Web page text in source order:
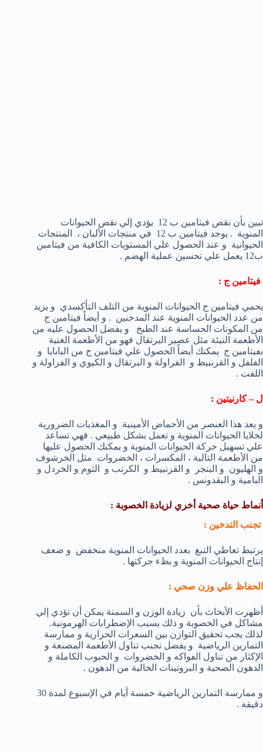
تبين بأن نقص فيتامين ب 12 يؤدي إلي نقص الحيوانات
المنوية . يوجد فيتامين ب 12 في منتجات الألبان ، المنتجات
الحيوانية و عند الحصول علي المستويات الكافية من فيتامين
ب12 يعمل علي تحسين عملية الهضم .
فيتامين ج :
يحمي فيتامين ج الحيوانات المنوية من التلف التأكسدي و يزيد
من عدد الحيوانات المنوية عند المدخنين . و أيضاً فيتامين ج
من المكونات الحساسة عند الطبخ و يفضل الحصول عليه من
الأطعمة النيئة مثل عصير البرتقال فهو من الأطعمة الغنية
بفيتامين ج يمكنك أيضاً الحصول علي فيتامين ج من البابايا و
الفلفل و القرنبيط و الفراولة و البرتقال و الكيوي و الفراولة و
اللفت .
ل – كارنيتين :
و يعد هذا العنصر من الأحماض الأمينية و المغذيات الضرورية
لخلايا الحيوانات المنوية و تعمل بشكل طبيعي . فهي تساعد
علي تسهيل حركة الحيوانات المنوية و يمكنك الحصول عليها
من الأطعمة التالية ، المكسرات ، الخضروات مثل الخرشوف
و الهليون و البنجر و القرنبيط و الكرنب و الثوم و الخردل و
البامية و البقدونس .
أنماط حياة صحية أخري لزيادة الخصوبة :
تجنب التدخين :
يرتبط تعاطي التبغ بعدد الحيوانات المنوية منخفض و ضعف
إنتاج الحيوانات المنوية و بطء حركتها .
الحفاظ علي وزن صحي :
أظهرت الأبحاث بأن زيادة الوزن و السمنة يمكن أن تؤدي إلي
مشاكل في الخصوبة و ذلك بسبب الإضطرابات الهرمونية.
لذلك يجب تحقيق التوازن بين السعرات الحرارية و ممارسة
التمارين الرياضية و يفضل تجنب تناول الأطعمة المصنعة و
الإكثار من تناول الفواكه و الخضروات و الحبوب الكاملة و
الدهون الصحية و البروتينات الخالية من الدهون .
و ممارسة التمارين الرياضية خمسة أيام في الإسبوع لمدة 30
دقيقة .